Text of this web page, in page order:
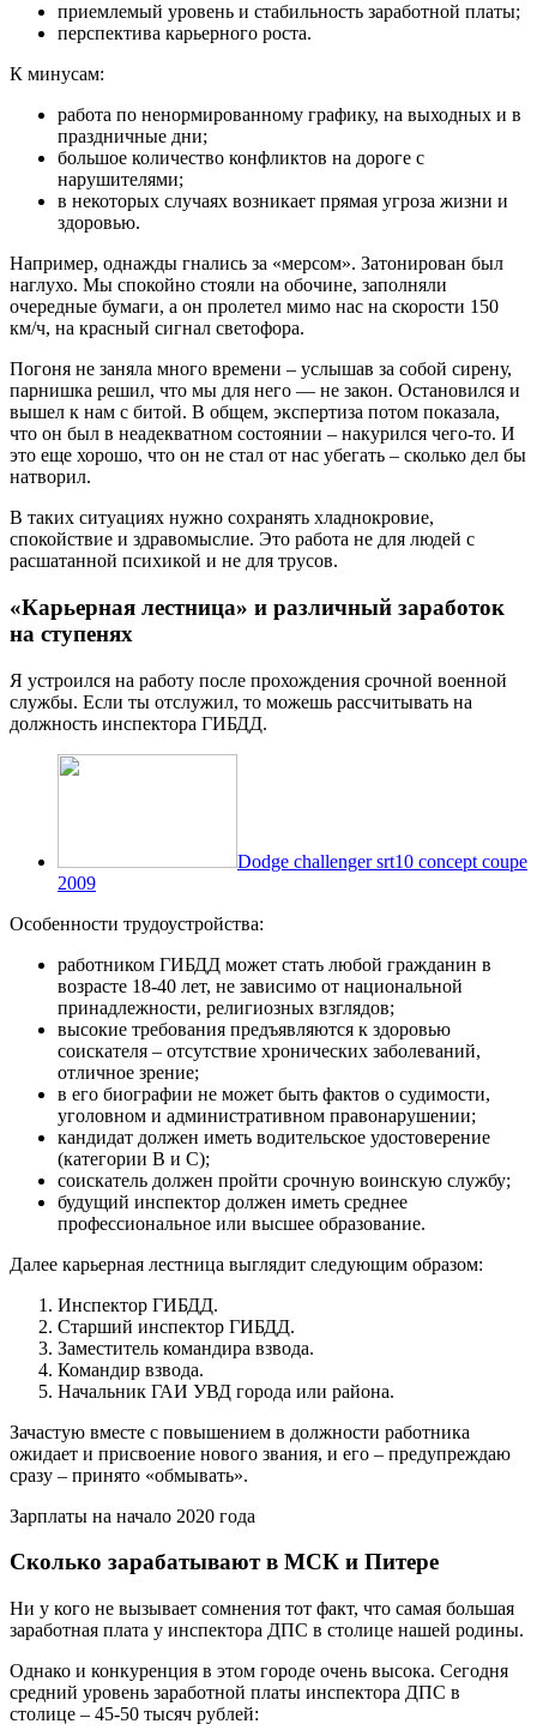
приемлемый уровень и стабильность заработной платы;
перспектива карьерного роста.
К минусам:
работа по ненормированному графику, на выходных и в
праздничные дни;
большое количество конфликтов на дороге с
нарушителями;
в некоторых случаях возникает прямая угроза жизни и
здоровью.
Например, однажды гнались за «мерсом». Затонирован был
наглухо. Мы спокойно стояли на обочине, заполняли
очередные бумаги, а он пролетел мимо нас на скорости 150
км/ч, на красный сигнал светофора.
Погоня не заняла много времени – услышав за собой сирену,
парнишка решил, что мы для него — не закон. Остановился и
вышел к нам с битой. В общем, экспертиза потом показала,
что он был в неадекватном состоянии – накурился чего-то. И
это еще хорошо, что он не стал от нас убегать – сколько дел бы
натворил.
В таких ситуациях нужно сохранять хладнокровие,
спокойствие и здравомыслие. Это работа не для людей с
расшатанной психикой и не для трусов.
«Карьерная лестница» и различный заработок
на ступенях
Я устроился на работу после прохождения срочной военной
службы. Если ты отслужил, то можешь рассчитывать на
должность инспектора ГИБДД.
Dodge challenger srt10 concept coupe
2009
Особенности трудоустройства:
работником ГИБДД может стать любой гражданин в
возрасте 18-40 лет, не зависимо от национальной
принадлежности, религиозных взглядов;
высокие требования предъявляются к здоровью
соискателя – отсутствие хронических заболеваний,
отличное зрение;
в его биографии не может быть фактов о судимости,
уголовном и административном правонарушении;
кандидат должен иметь водительское удостоверение
(категории B и C);
соискатель должен пройти срочную воинскую службу;
будущий инспектор должен иметь среднее
профессиональное или высшее образование.
Далее карьерная лестница выглядит следующим образом:
Инспектор ГИБДД.
Старший инспектор ГИБДД.
Заместитель командира взвода.
Командир взвода.
Начальник ГАИ УВД города или района.
Зачастую вместе с повышением в должности работника
ожидает и присвоение нового звания, и его – предупреждаю
сразу – принято «обмывать».
Зарплаты на начало 2020 года
Сколько зарабатывают в МСК и Питере
Ни у кого не вызывает сомнения тот факт, что самая большая
заработная плата у инспектора ДПС в столице нашей родины.
Однако и конкуренция в этом городе очень высока. Сегодня
средний уровень заработной платы инспектора ДПС в
столице – 45-50 тысяч рублей: